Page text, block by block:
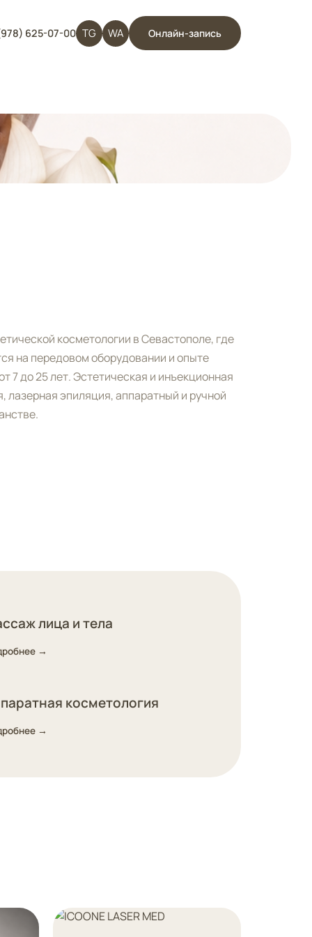
625-07-00 TG WA Онлайн-запись
косметологии в Севастополе, где
на передовом оборудовании и опыте
7 до 25 лет. Эстетическая и инъекционная
лазерная эпиляция, аппаратный и ручной
лица и тела
→
косметология
→